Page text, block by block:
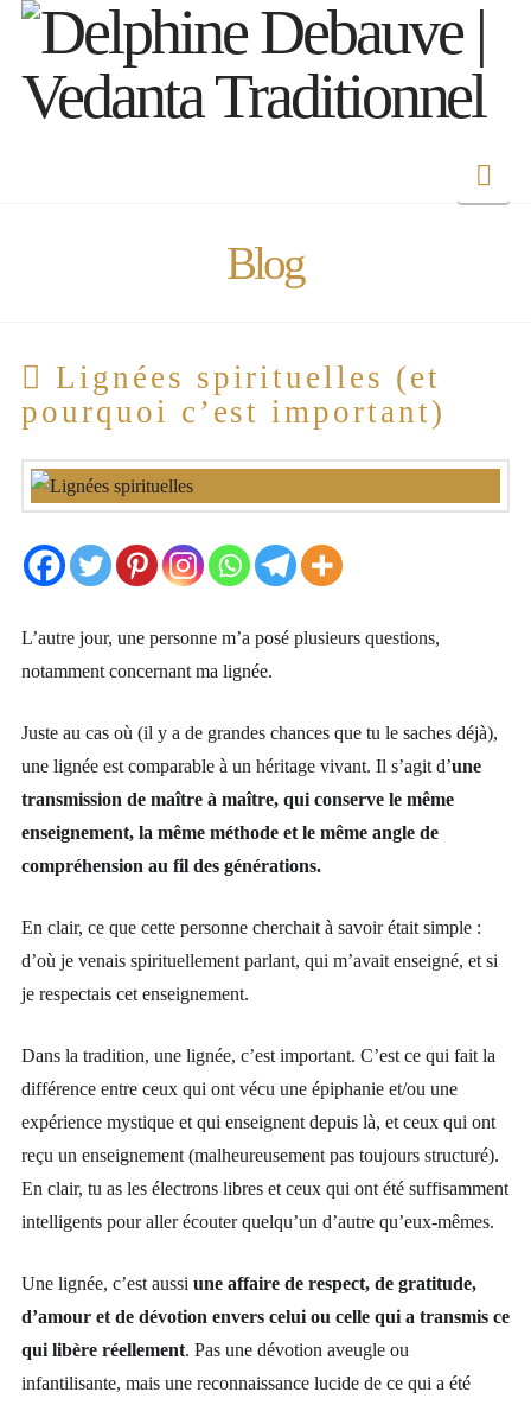
Blog
Lignées spirituelles (et
pourquoi c’est important)
L’autre jour, une personne m’a posé plusieurs questions,
notamment concernant ma lignée.
Juste au cas où (il y a de grandes chances que tu le saches déjà),
une lignée est comparable à un héritage vivant. Il s’agit d’une
transmission de maître à maître, qui conserve le même
enseignement, la même méthode et le même angle de
compréhension au fil des générations.
En clair, ce que cette personne cherchait à savoir était simple :
d’où je venais spirituellement parlant, qui m’avait enseigné, et si
je respectais cet enseignement.
Dans la tradition, une lignée, c’est important. C’est ce qui fait la
différence entre ceux qui ont vécu une épiphanie et/ou une
expérience mystique et qui enseignent depuis là, et ceux qui ont
reçu un enseignement (malheureusement pas toujours structuré).
En clair, tu as les électrons libres et ceux qui ont été suffisamment
intelligents pour aller écouter quelqu’un d’autre qu’eux-mêmes.
Une lignée, c’est aussi une affaire de respect, de gratitude,
d’amour et de dévotion envers celui ou celle qui a transmis ce
qui libère réellement. Pas une dévotion aveugle ou
infantilisante, mais une reconnaissance lucide de ce qui a été